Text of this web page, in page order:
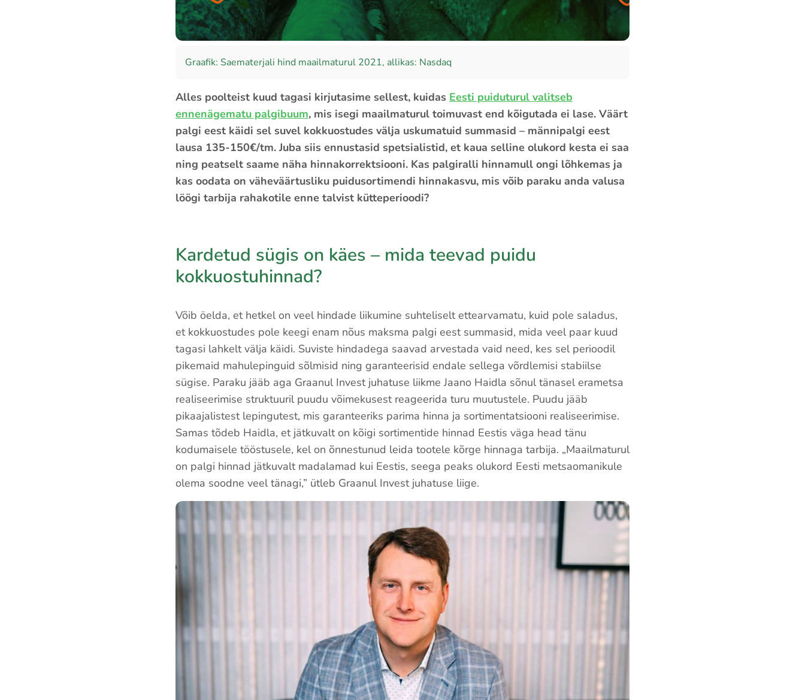
Graafik: Saematerjali hind maailmaturul 2021, allikas: Nasdaq
Alles poolteist kuud tagasi kirjutasime sellest, kuidas Eesti puiduturul valitseb
ennenägematu palgibuum, mis isegi maailmaturul toimuvast end kõigutada ei lase. Väärt
palgi eest käidi sel suvel kokkuostudes välja uskumatuid summasid – männipalgi eest
lausa 135-150€/tm. Juba siis ennustasid spetsialistid, et kaua selline olukord kesta ei saa
ning peatselt saame näha hinnakorrektsiooni. Kas palgiralli hinnamull ongi lõhkemas ja
kas oodata on väheväärtusliku puidusortimendi hinnakasvu, mis võib paraku anda valusa
löögi tarbija rahakotile enne talvist kütteperioodi?
Kardetud sügis on käes – mida teevad puidu
kokkuostuhinnad?
Võib öelda, et hetkel on veel hindade liikumine suhteliselt ettearvamatu, kuid pole saladus,
et kokkuostudes pole keegi enam nõus maksma palgi eest summasid, mida veel paar kuud
tagasi lahkelt välja käidi. Suviste hindadega saavad arvestada vaid need, kes sel perioodil
pikemaid mahulepinguid sõlmisid ning garanteerisid endale sellega võrdlemisi stabiilse
sügise. Paraku jääb aga Graanul Invest juhatuse liikme Jaano Haidla sõnul tänasel erametsa
realiseerimise struktuuril puudu võimekusest reageerida turu muutustele. Puudu jääb
pikaajalistest lepingutest, mis garanteeriks parima hinna ja sortimentatsiooni realiseerimise.
Samas tõdeb Haidla, et jätkuvalt on kõigi sortimentide hinnad Eestis väga head tänu
kodumaisele tööstusele, kel on õnnestunud leida tootele kõrge hinnaga tarbija. „Maailmaturul
on palgi hinnad jätkuvalt madalamad kui Eestis, seega peaks olukord Eesti metsaomanikule
olema soodne veel tänagi,” ütleb Graanul Invest juhatuse liige.